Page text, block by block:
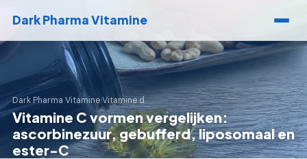
Dark Pharma Vitamine
Dark Pharma Vitamine›Vitamine d
Vitamine C vormen vergelijken:
ascorbinezuur, gebufferd, liposomaal en
ester-C